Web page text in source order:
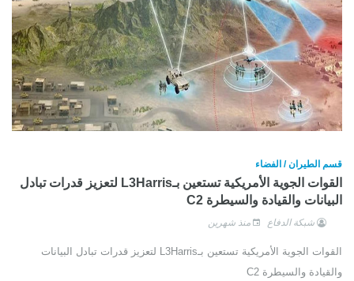
قسم الطيران / الفضاء
القوات الجوية الأمريكية تستعين بـL3Harris لتعزيز قدرات تبادل
البيانات والقيادة والسيطرة C2
شبكة الدفاع منذ شهرين
القوات الجوية الأمريكية تستعين بـL3Harris لتعزيز قدرات تبادل البيانات
والقيادة والسيطرة C2